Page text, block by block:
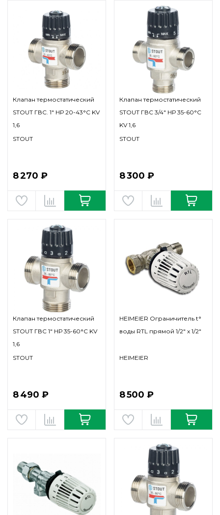
Клапан термостатический
STOUT ГВС. 1" НР 20-43°С KV
1,6
STOUT
8 270 ₽
Клапан термостатический
STOUT ГВС 3/4" НР 35-60°С
KV 1,6
STOUT
8 300 ₽
Клапан термостатический
STOUT ГВС 1" НР 35-60°С KV
1,6
STOUT
8 490 ₽
HEIMEIER Ограничитель t°
воды RTL прямой 1/2" х 1/2"
HEIMEIER
8 500 ₽